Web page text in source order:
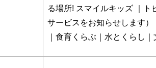
る場所! スマイルキッズ ｜ト
サービスをお知らせします
｜食育くらぶ｜水とくらし